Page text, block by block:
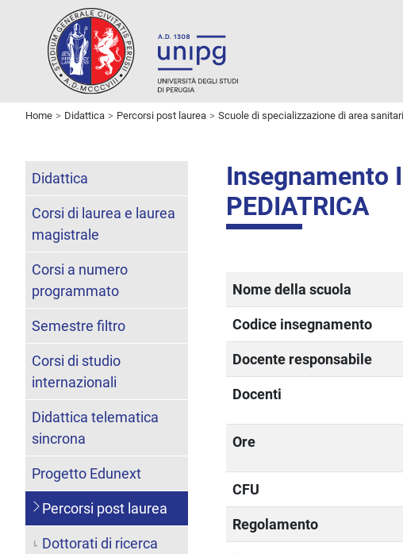
Home Didattica Percorsi post laurea Scuole di specializzazione di area
Insegnamento
PEDIATRICA
Nome della scuola
Codice insegnamento
Docente responsabile
Docenti
Ore
CFU
Regolamento
Didattica
Corsi di laurea e laurea
magistrale
Corsi a numero
programmato
Semestre filtro
Corsi di studio
internazionali
Didattica telematica
sincrona
Progetto Edunext
Percorsi post laurea
Dottorati di ricerca